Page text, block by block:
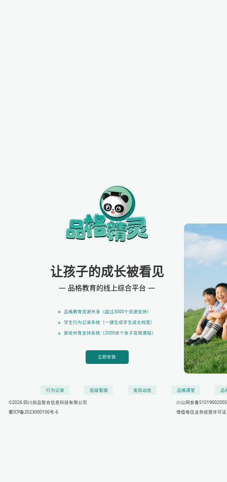
让孩子的成长被看见
— 品格教育的线上综合平台 —
品格教育资源共享（超过3000个资源支持）
学生行为记录系统（一键生成学生成长档案）
家校共育支持系统（2000余个亲子音频课程）
立即安装
行为记录 班级管理 发现动态 品格课堂 品
©2026 四川尚品智合信息科技有限公司
川公网安备
蜀ICP备2023000106号-6
增值电信业务经营许可